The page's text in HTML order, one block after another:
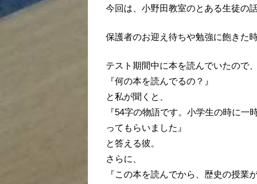
今回は、小野田教室のとある生徒の話
保護者のお迎え待ちや勉強に飽きた
テスト期間中に本を読んでいたので、
『何の本を読んでるの？』
と私が聞くと、
『54字の物語です。小学生の時に
ってもらいました』
と答える彼。
さらに、
『この本を読んでから、歴史の授業